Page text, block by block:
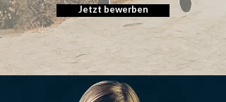
Jetzt bewerben